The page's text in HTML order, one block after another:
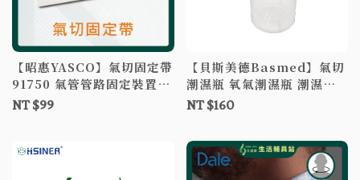
【昭惠YASCO】氣切固定帶
91750 氣管管路固定裝置
氣切 氣切管固定帶 氣切固
NT $99
【貝斯美德Basmed】氣切
潮濕瓶 氧氣潮濕瓶 潮濕瓶
PN-1134
NT $160